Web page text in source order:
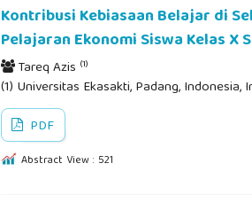
Kontribusi Kebiasaan Belajar di
Pelajaran Ekonomi Siswa Kelas X
Tareq Azis (1)
(1) Universitas Ekasakti, Padang, Indonesia,
PDF
Abstract View : 521